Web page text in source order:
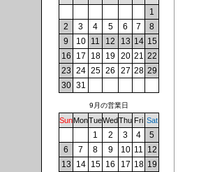
1
2
3 4 5 6 7
8
9
10 11 12 13 14 15
16
17 18 19 20 21 22
23 24 25 26 27 28 29
30 31
9月の営業日
SunMonTueWedThu Fri Sat
1 2 3 4
5
6
7 8 9 10 11 12
13
14 15 16 17 18 19